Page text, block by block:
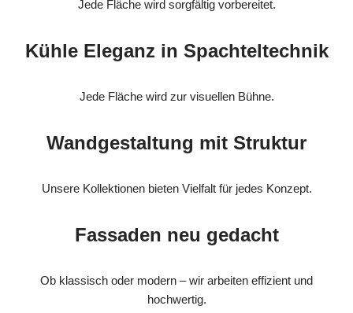
Jede Fläche wird sorgfältig vorbereitet.
Kühle Eleganz in Spachteltechnik
Jede Fläche wird zur visuellen Bühne.
Wandgestaltung mit Struktur
Unsere Kollektionen bieten Vielfalt für jedes Konzept.
Fassaden neu gedacht
Ob klassisch oder modern – wir arbeiten effizient und
hochwertig.